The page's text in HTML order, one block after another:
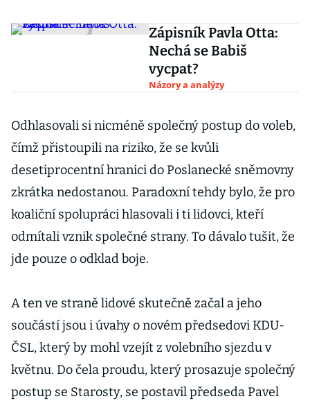
Zápisník Pavla Otta:
Nechá se Babiš
vycpat?
Názory a analýzy
Odhlasovali si nicméně společný postup do voleb,
čímž přistoupili na riziko, že se kvůli
desetiprocentní hranici do Poslanecké sněmovny
zkrátka nedostanou. Paradoxní tehdy bylo, že pro
koaliční spolupráci hlasovali i ti lidovci, kteří
odmítali vznik společné strany. To dávalo tušit, že
jde pouze o odklad boje.
A ten ve straně lidové skutečně začal a jeho
součástí jsou i úvahy o novém předsedovi KDU-
ČSL, který by mohl vzejít z volebního sjezdu v
květnu. Do čela proudu, který prosazuje společný
postup se Starosty, se postavil předseda Pavel